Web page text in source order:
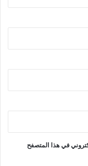
في هذا المتصفح